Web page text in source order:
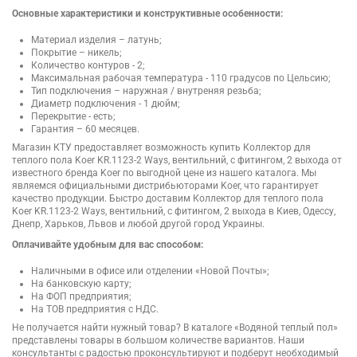
Основные характеристики и конструктивные особенности:
Материал изделия – латунь;
Покрытие – никель;
Количество контуров - 2;
Максимальная рабочая температура - 110 градусов по Цельсию;
Тип подключения – наружная / внутреняя резьба;
Диаметр подключения - 1 дюйм;
Перекрытие - есть;
Гарантия – 60 месяцев.
Магазин КТУ предоставляет возможность купить Коллектор для
теплого пола Koer KR.1123-2 Ways, вентильний, с фитингом, 2 выхода от
известного бренда Koer по выгодной цене из нашего каталога. Мы
являемся официальными дистрибьюторами Koer, что гарантирует
качество продукции. Быстро доставим Коллектор для теплого пола
Koer KR.1123-2 Ways, вентильний, с фитингом, 2 выхода в Киев, Одессу,
Днепр, Харьков, Львов и любой другой город Украины.
Оплачивайте удобным для вас способом:
Наличными в офисе или отделении «Новой Почты»;
На банковскую карту;
На ФОП предприятия;
На ТОВ предприятия с НДС.
Не получается найти нужный товар? В каталоге «Водяной теплый пол»
представлены товары в большом количестве вариантов. Наши
консультанты с радостью проконсультируют и подберут необходимый